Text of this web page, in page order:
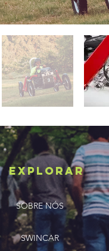
ExplorAR
SOBRE NÓS
SWINCAR